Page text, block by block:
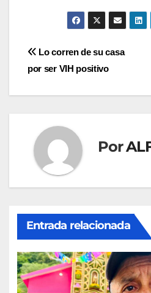
Navegación
de
Lo corren de su casa
por ser VIH positivo
Por
Entrada relacionada